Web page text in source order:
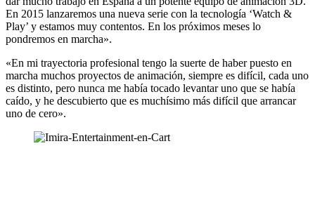
En 2015 lanzaremos una nueva serie con la tecnología ‘Watch &
Play’ y estamos muy contentos. En los próximos meses lo
pondremos en marcha».
«En mi trayectoria profesional tengo la suerte de haber puesto en
marcha muchos proyectos de animación, siempre es difícil, cada uno
es distinto, pero nunca me había tocado levantar uno que se había
caído, y he descubierto que es muchísimo más difícil que arrancar
uno de cero».